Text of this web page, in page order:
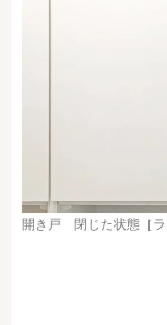
開き戸 閉じた状態［ラ